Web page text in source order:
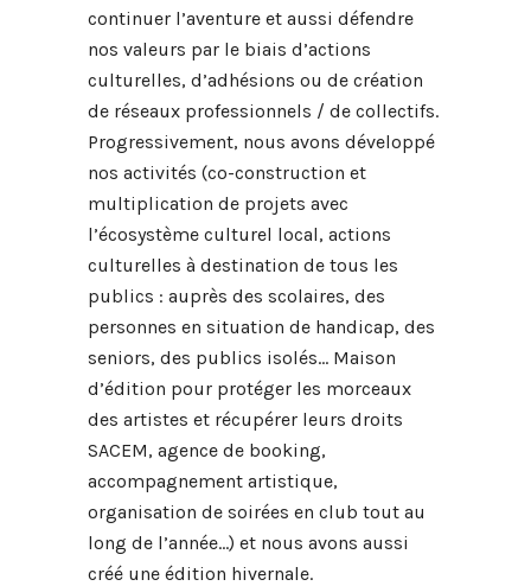
continuer l’aventure et aussi défendre
nos valeurs par le biais d’actions
culturelles, d’adhésions ou de création
de réseaux professionnels / de collectifs.
Progressivement, nous avons développé
nos activités (co-construction et
multiplication de projets avec
l’écosystème culturel local, actions
culturelles à destination de tous les
publics : auprès des scolaires, des
personnes en situation de handicap, des
seniors, des publics isolés… Maison
d’édition pour protéger les morceaux
des artistes et récupérer leurs droits
SACEM, agence de booking,
accompagnement artistique,
organisation de soirées en club tout au
long de l’année…) et nous avons aussi
créé une édition hivernale.